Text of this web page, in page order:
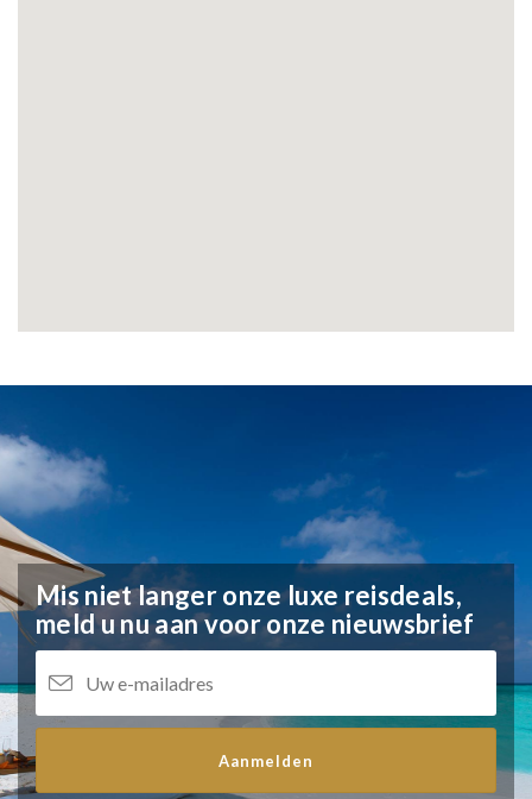
Mis niet langer onze luxe reisdeals,
meld u nu aan voor onze nieuwsbrief
Aanmelden